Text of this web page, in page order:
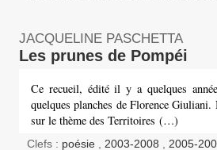
JACQUELINE PASCHETTA
Les prunes de Pompéi
Ce recueil, édité il y a quelques
quelques planches de Florence
sur le thème des Territoires (…)
Clefs : poésie , 2003-2008 , 2005-